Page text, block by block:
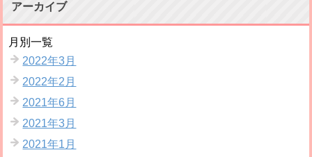
アーカイブ
月別一覧
2022年3月
2022年2月
2021年6月
2021年3月
2021年1月